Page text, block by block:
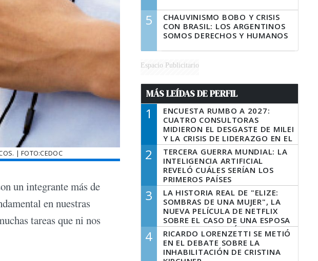
| FOTO:CEDOC
un integrante más de
en nuestras
tareas que ni nos
5
CHAUVINISMO BOBO Y CRISIS
CON BRASIL: LOS ARGENTINOS
SOMOS DERECHOS Y HUMANOS
Espacio Publicitario
MÁS LEÍDAS DE PERFIL
1
ENCUESTA RUMBO A 2027:
CUATRO CONSULTORAS
MIDIERON EL DESGASTE DE MILEI
Y LA CRISIS DE LIDERAZGO EN EL
PERONISMO
2
TERCERA GUERRA MUNDIAL: LA
INTELIGENCIA ARTIFICIAL
REVELÓ CUÁLES SERÍAN LOS
PRIMEROS PAÍSES
LATINOAMERICANOS EN SER
DERROTADOS
3
LA HISTORIA REAL DE "ELIZE:
SOMBRAS DE UNA MUJER", LA
NUEVA PELÍCULA DE NETFLIX
SOBRE EL CASO DE UNA ESPOSA
QUE DESCUARTIZÓ A SU
MARIDO
4
RICARDO LORENZETTI SE METIÓ
EN EL DEBATE SOBRE LA
INHABILITACIÓN DE CRISTINA